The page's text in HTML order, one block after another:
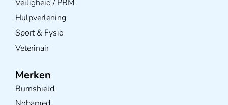
Veiligheid / PBM
Hulpverlening
Sport & Fysio
Veterinair
Merken
Burnshield